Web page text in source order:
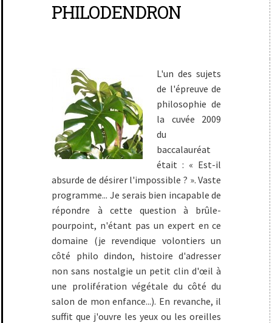
PHILODENDRON
L'un des sujets
de l'épreuve de
philosophie de
la cuvée 2009
du
baccalauréat
était : « Est-il
absurde de désirer l'impossible ? ». Vaste
programme... Je serais bien incapable de
répondre à cette question à brûle-
pourpoint, n'étant pas un expert en ce
domaine (je revendique volontiers un
côté philo dindon, histoire d'adresser
non sans nostalgie un petit clin d'œil à
une prolifération végétale du côté du
salon de mon enfance...). En revanche, il
suffit que j'ouvre les yeux ou les oreilles